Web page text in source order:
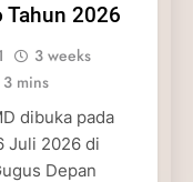
Tahun 2026
3 weeks
3 mins
dibuka pada
Juli 2026 di
Depan